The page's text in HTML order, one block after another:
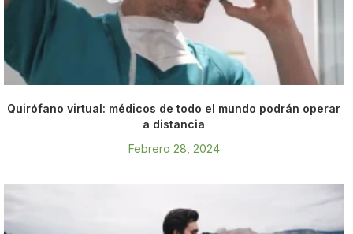
Quirófano virtual: médicos de todo el mundo podrán operar
a distancia
Febrero 28, 2024